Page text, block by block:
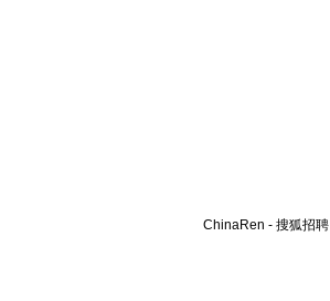
ChinaRen - 搜狐招聘